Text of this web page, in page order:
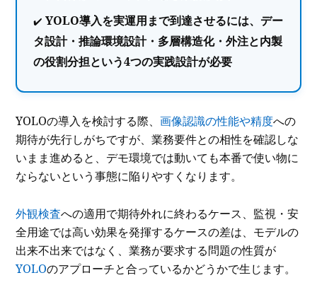
YOLO導入を実運用まで到達させるには、デー
タ設計・推論環境設計・多層構造化・外注と内製
の役割分担という4つの実践設計が必要
YOLOの導入を検討する際、画像認識の性能や精度への
期待が先行しがちですが、業務要件との相性を確認しな
いまま進めると、デモ環境では動いても本番で使い物に
ならないという事態に陥りやすくなります。
外観検査への適用で期待外れに終わるケース、監視・安
全用途では高い効果を発揮するケースの差は、モデルの
出来不出来ではなく、業務が要求する問題の性質が
YOLOのアプローチと合っているかどうかで生じます。